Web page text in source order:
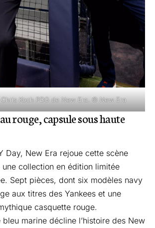
Koch PDG de New Era. © New Era
rouge, capsule sous haute
Day, New Era rejoue cette scène
collection en édition limitée
Sept pièces, dont six modèles navy
aux titres des Yankees et une
casquette rouge.
bleu marine décline l’histoire des New